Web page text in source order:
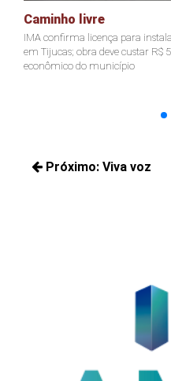
Caminho livre
IMA confirma licença para
em Tijucas; obra deve custar R$
econômico do município
Navegação
Próximo: Viva voz